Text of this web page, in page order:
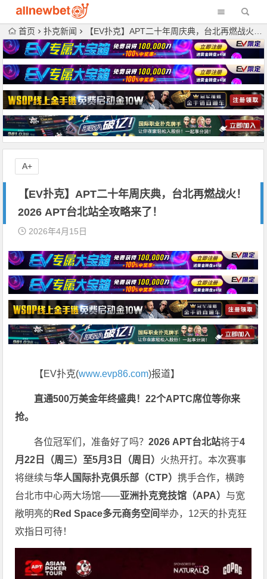
首页 扑克新闻 【EV扑克】APT二十年周庆典，台北再燃战火！2026 APT台北站全攻略来了！
【EV扑克】APT二十年周庆典，台北再燃战火！
2026 APT台北站全攻略来了！
2026年4月15日
【EV扑克(www.evp86.com)报道】
直通500万美金年终盛典！22个APTC席位等你来
抢。
各位冠军们，准备好了吗？2026 APT台北站将于4
月22日（周三）至5月3日（周日） 火热开打。本次赛事
将继续与华人国际扑克俱乐部（CTP）携手合作，横跨
台北市中心两大场馆——亚洲扑克竞技馆（APA） 与宽
敞明亮的 Red Space多元商务空间举办，12天的扑克狂
欢指日可待！
A+